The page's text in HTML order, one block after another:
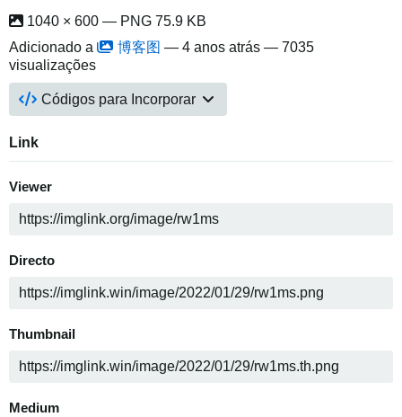
1040 × 600 — PNG 75.9 KB
Adicionado a
博客图 — 4 anos atrás — 7035
visualizações
Códigos para Incorporar
Link
Viewer
Directo
Thumbnail
Medium